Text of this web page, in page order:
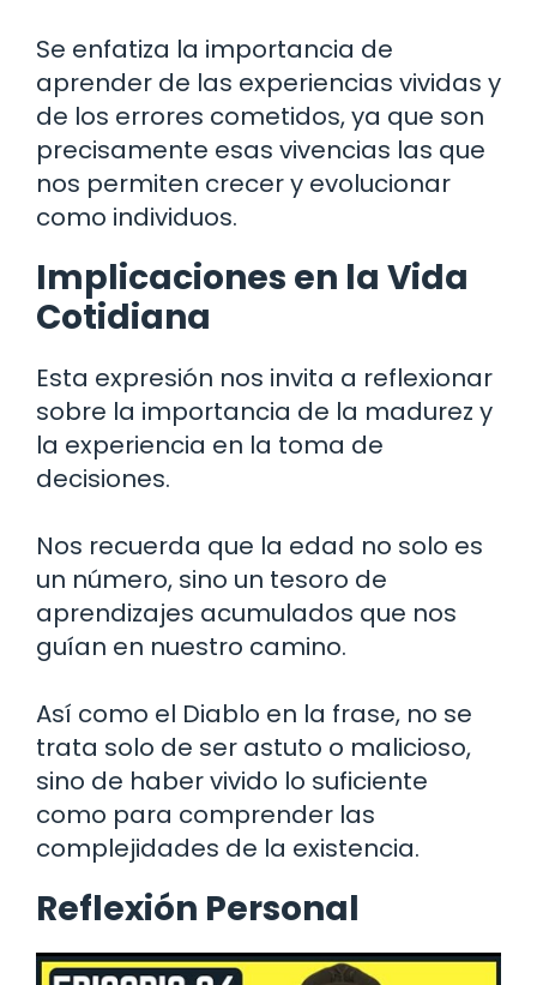
Se enfatiza la importancia de
aprender de las experiencias vividas y
de los errores cometidos, ya que son
precisamente esas vivencias las que
nos permiten crecer y evolucionar
como individuos.
Implicaciones en la Vida
Cotidiana
Esta expresión nos invita a reflexionar
sobre la importancia de la madurez y
la experiencia en la toma de
decisiones.
Nos recuerda que la edad no solo es
un número, sino un tesoro de
aprendizajes acumulados que nos
guían en nuestro camino.
Así como el Diablo en la frase, no se
trata solo de ser astuto o malicioso,
sino de haber vivido lo suficiente
como para comprender las
complejidades de la existencia.
Reflexión Personal